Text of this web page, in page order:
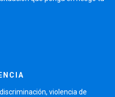
violencia de